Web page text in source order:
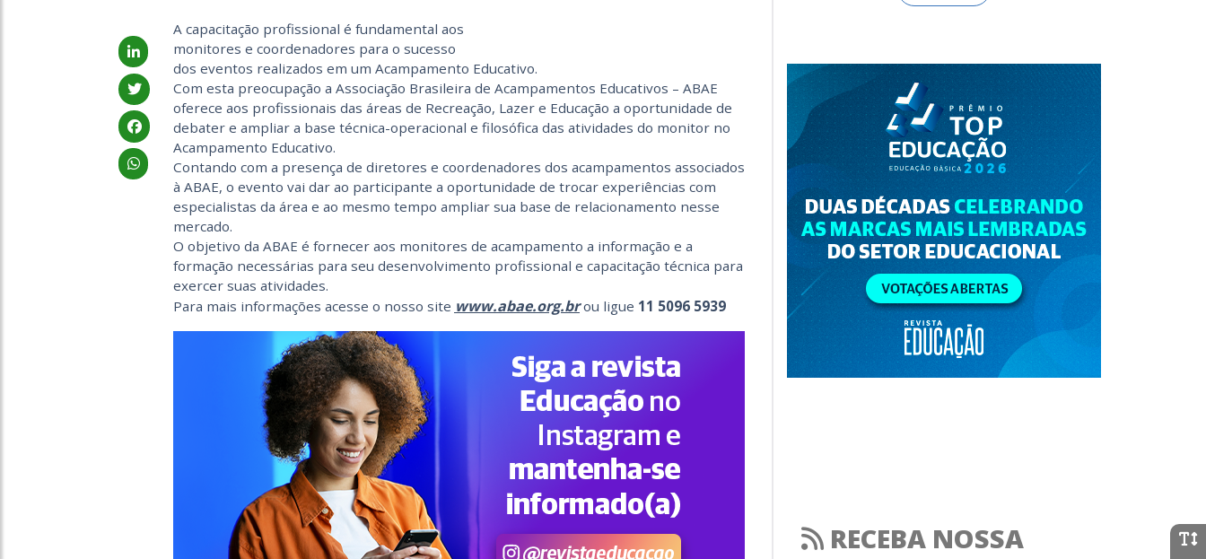
A capacitação profissional é fundamental aos
monitores e coordenadores para o sucesso
dos eventos realizados em um Acampamento Educativo.
Com esta preocupação a Associação Brasileira de Acampamentos Educativos – ABAE
oferece aos profissionais das áreas de Recreação, Lazer e Educação a oportunidade de
debater e ampliar a base técnica-operacional e filosófica das atividades do monitor no
Acampamento Educativo.
Contando com a presença de diretores e coordenadores dos acampamentos associados
à ABAE, o evento vai dar ao participante a oportunidade de trocar experiências com
especialistas da área e ao mesmo tempo ampliar sua base de relacionamento nesse
mercado.
O objetivo da ABAE é fornecer aos monitores de acampamento a informação e a
formação necessárias para seu desenvolvimento profissional e capacitação técnica para
exercer suas atividades.
Para mais informações acesse o nosso site www.abae.org.brou ligue 11 5096 5939
RECEBA NOSSA